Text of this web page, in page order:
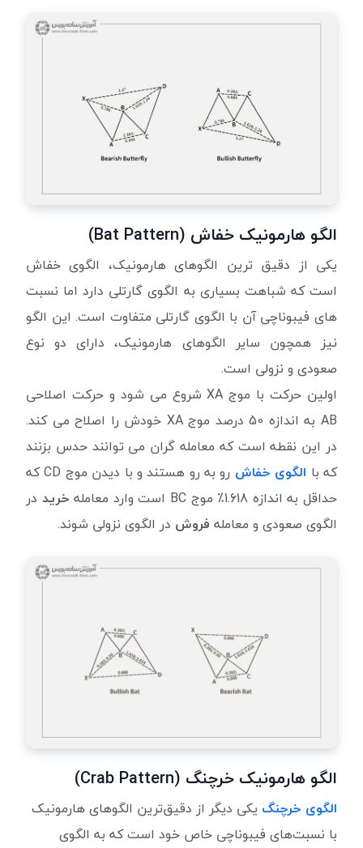
الگو هارمونیک خفاش (Bat Pattern)
یکی از دقیق ترین الگوهای هارمونیک، الگوی خفاش
است که شباهت بسیاری به الگوی گارتلی دارد اما نسبت
های فیبوناچی آن با الگوی گارتلی متفاوت است. این الگو
نیز همچون سایر الگوهای هارمونیک، دارای دو نوع
صعودی و نزولی است.
اولین حرکت با موج XA شروع می شود و حرکت اصلاحی
AB به اندازه 50 درصد موج XA خودش را اصلاح می کند.
در این نقطه است که معامله گران می توانند حدس بزنند
که با الگوی خفاش
رو به رو هستند و با دیدن موج CD که
حداقل به اندازه 1.618٪ موج BC است وارد معامله
خرید در
الگوی صعودی و معامله فروش در الگوی نزولی شوند.
الگو هارمونیک خرچنگ (Crab Pattern)
الگوی خرچنگ یکی دیگر از دقیق‌ترین الگوهای هارمونیک
با نسبت‌های فیبوناچی خاص خود است که به الگوی